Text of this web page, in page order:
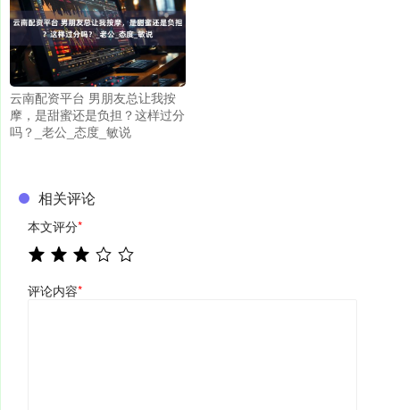
云南配资平台 男朋友总让我按
摩，是甜蜜还是负担？这样过分
吗？_老公_态度_敏说
相关评论
本文评分*
评论内容*